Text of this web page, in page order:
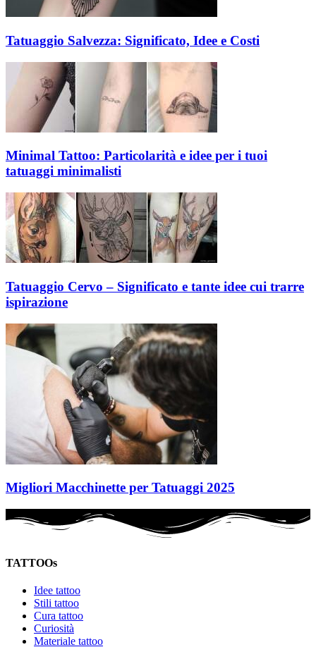
Tatuaggio Salvezza: Significato, Idee e Costi
Minimal Tattoo: Particolarità e idee per i tuoi
tatuaggi minimalisti
Tatuaggio Cervo – Significato e tante idee cui trarre
ispirazione
Migliori Macchinette per Tatuaggi 2025
TATTOOs
Idee tattoo
Stili tattoo
Cura tattoo
Curiosità
Materiale tattoo